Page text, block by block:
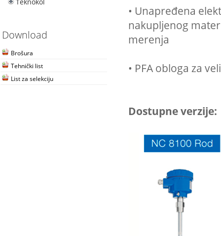
Download
Brošura
Tehnički list
List za selekciju
• Unapređena
nakupljenog
merenja
• PFA obloga za
Dostupne verzije: